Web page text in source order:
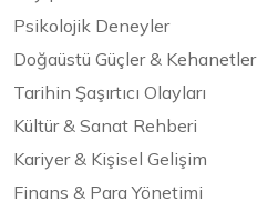
Psikolojik Deneyler
Doğaüstü Güçler & Kehanetler
Tarihin Şaşırtıcı Olayları
Kültür & Sanat Rehberi
Kariyer & Kişisel Gelişim
Finans & Para Yönetimi